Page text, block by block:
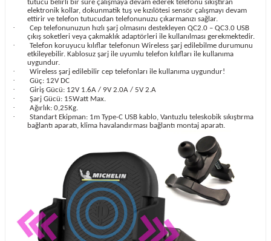
tutucu belirli bir süre çalışmaya devam ederek telefonu sıkıştıran
elektronik kollar, dokunmatik tuş ve kızılötesi sensör çalışmayı devam
ettirir ve telefon tutucudan telefonunuzu çıkarmanızı sağlar.
·
Cep telefonunuzun hızlı şarj olmasını destekleyen QC2.0 – QC3.0 USB
çıkış soketleri veya çakmaklık adaptörleri ile kullanılması gerekmektedir.
·
Telefon koruyucu kılıflar telefonun Wireless şarj edilebilme durumunu
etkileyebilir. Kablosuz şarj ile uyumlu telefon kılıfları ile kullanıma
uygundur.
· Wireless şarj edilebilir cep telefonları ile kullanıma uygundur!
· Güç: 12V DC
· Giriş Gücü: 12V 1.6A / 9V 2.0A / 5V 2.A
· Şarj Gücü: 15Watt Max.
· Ağırlık: 0,25Kg.
·
Standart Ekipman: 1m Type-C USB kablo, Vantuzlu teleskobik sıkıştırma
bağlantı aparatı, klima havalandırması bağlantı montaj aparatı.